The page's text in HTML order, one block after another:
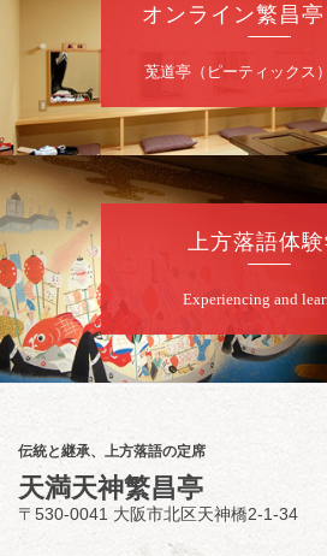
桂米之助／桂団治郎／
開演：午後6時30分（6
お問合せ：米朝事務所
10時～18時）
★菟道亭配信
入はこちらをク
8月8日（土）
第2回 智之介・力造
笑福亭智之介「昭和任
／桂力造「桃太郎」「
開演：午前10時（9時30
前売2,000円 当日
お問合せ：智之介・力
7762-6268
オンライン繁昌亭
莵道亭（ピーティックス
上方落語体
Experiencing and
伝統と継承、上方落語の定席
天満天神繁昌亭
〒530-0041 大阪市北区天神橋2-1-34